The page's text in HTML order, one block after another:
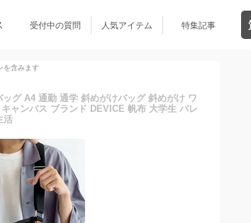
受付中の質問 人気アイテム 特集記事
を含みます
グ A4 通勤 通学 斜めがけバッグ 斜めがけ ワ
ャンバス ブランド DEVICE 帆布 大学生 バレ
活